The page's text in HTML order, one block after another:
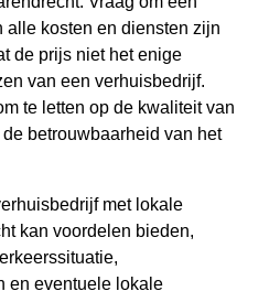
alle kosten en diensten zijn
de prijs niet het enige
van een verhuisbedrijf.
te letten op de kwaliteit van
betrouwbaarheid van het
met lokale
kan voordelen bieden,
en eventuele lokale